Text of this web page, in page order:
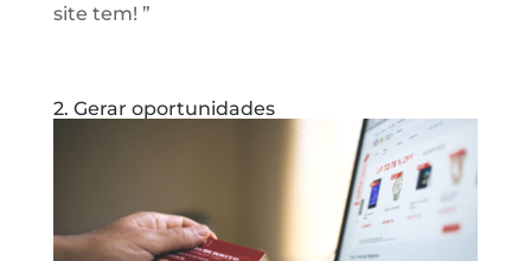
site tem! ”
2. Gerar oportunidades